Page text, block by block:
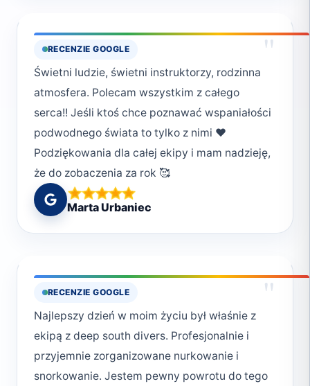
Crocodilefish, moray eels, cleaning shrimp,
snippers, trevally fish, tuna, batfish and many
many more :)Thanks to all the staff for
excellent service. Hope to see you all again :)
RECENZIE GOOGLE "
Świetni ludzie, świetni instruktorzy, rodzinna
atmosfera. Polecam wszystkim z całego
serca!! Jeśli ktoś chce poznawać wspaniałości
podwodnego świata to tylko z nimi ❤️
Podziękowania dla całej ekipy i mam nadzieję,
że do zobaczenia za rok 🥰
Marta Urbaniec
RECENZIE GOOGLE "
Najlepszy dzień w moim życiu był właśnie z
ekipą z deep south divers. Profesjonalnie i
przyjemnie zorganizowane nurkowanie i
snorkowanie. Jestem pewny powrotu do tego